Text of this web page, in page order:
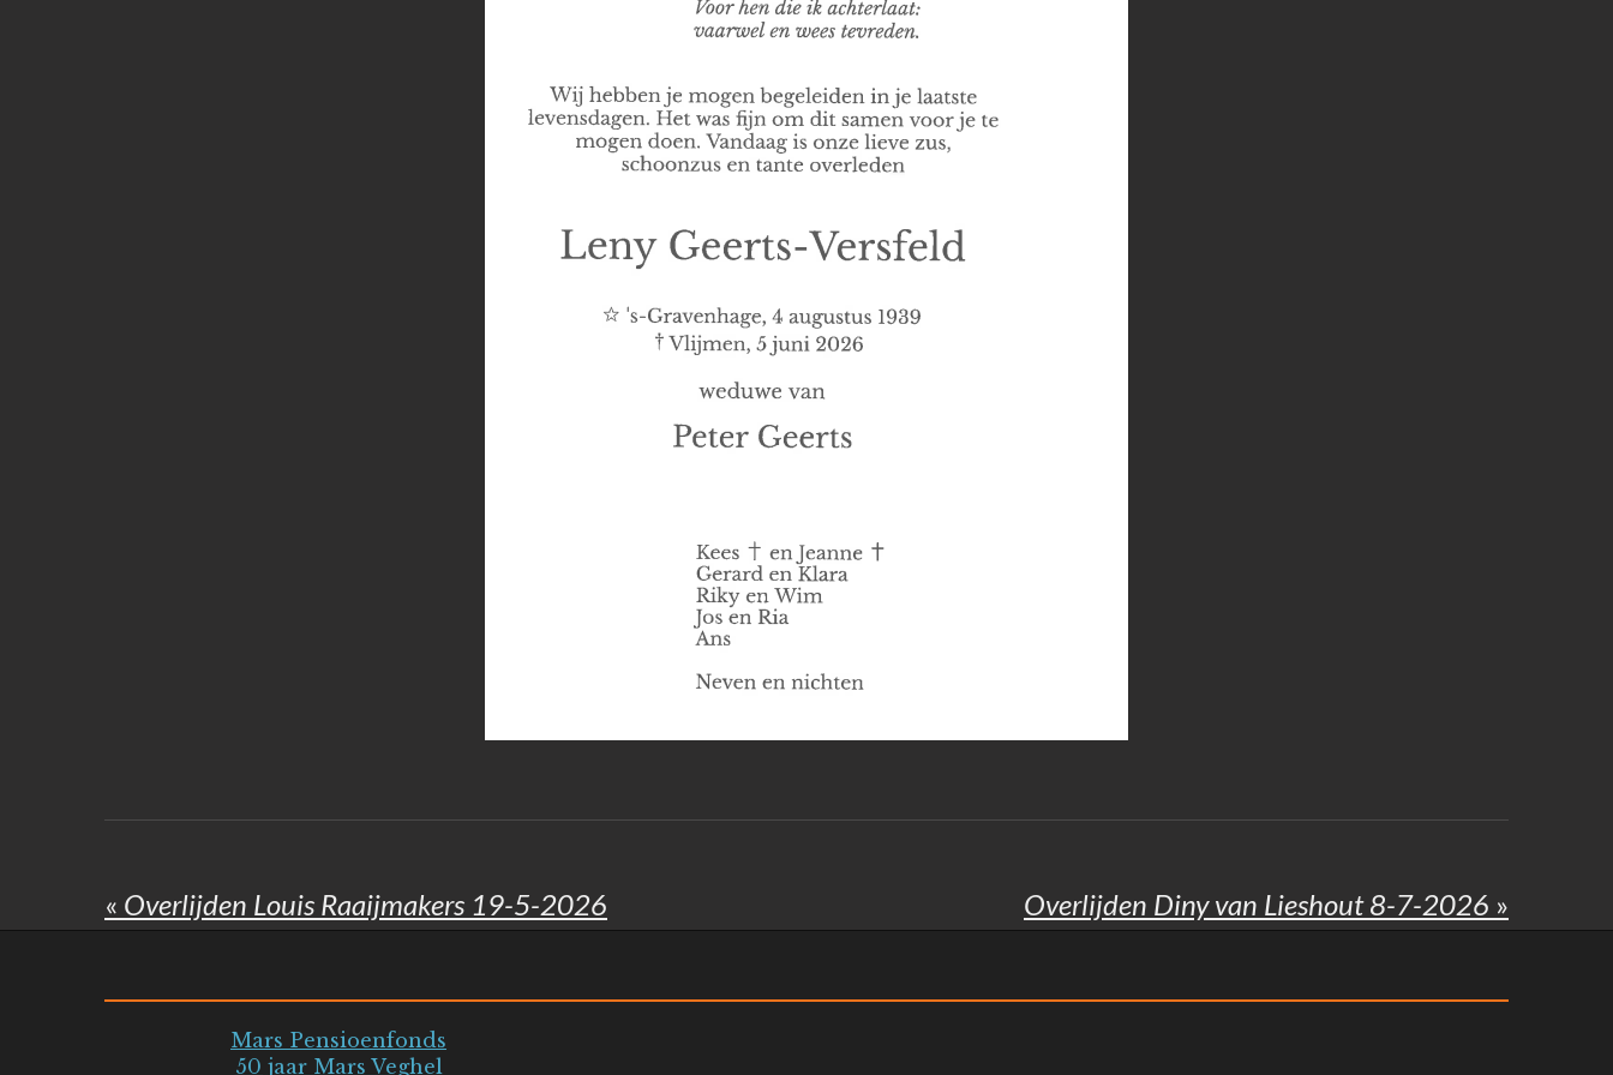
« Overlijden Louis Raaijmakers 19-5-2026 Overlijden Diny van Lieshout 8-7-2026 »
Mars Pensioenfonds
50 jaar Mars Veghel